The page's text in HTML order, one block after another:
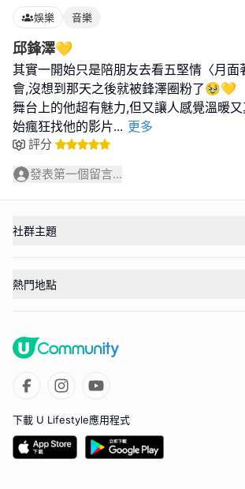
娛樂 音樂
邱鋒澤💛
其實一開始只是陪朋友去看五堅情〈月面
會,沒想到那天之後就被鋒澤圈粉了🥹💛
舞台上的他超有魅力,但又讓人感覺溫暖
始瘋狂找他的影片... 更多
評分
發表第一個留言...
社群主題
熱門地點
下載 U Lifestyle應用程式